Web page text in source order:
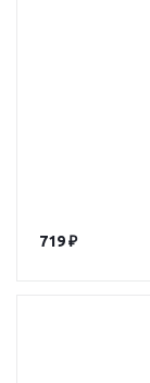
719₽